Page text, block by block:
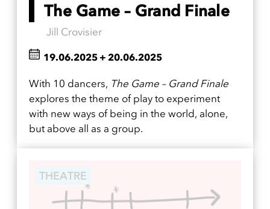
The Game – Grand Finale
Jill Crovisier
With 10 dancers, The Game – Grand Finale
explores the theme of play to experiment
with new ways of being in the world, alone,
but above all as a group.
19.06.2025+ 20.06.2025
THEATRE